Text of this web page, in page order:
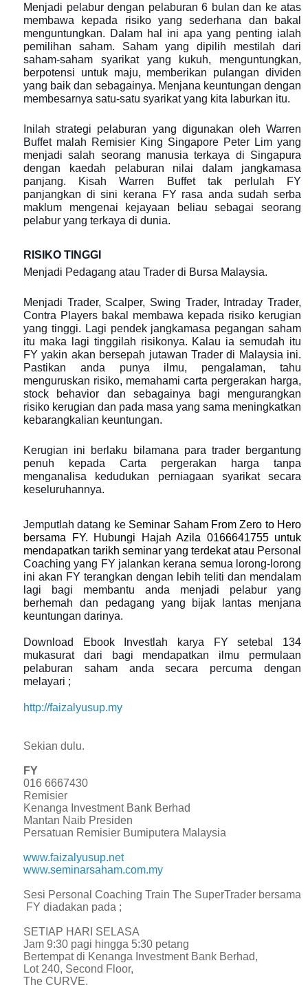
Menjadi pelabur dengan pelaburan 6 bulan dan ke atas
membawa kepada risiko yang sederhana dan bakal
menguntungkan. Dalam hal ini apa yang penting ialah
pemilihan saham. Saham yang dipilih mestilah dari
saham-saham syarikat yang kukuh, menguntungkan,
berpotensi untuk maju, memberikan pulangan dividen
yang baik dan sebagainya. Menjana keuntungan dengan
membesarnya satu-satu syarikat yang kita laburkan itu.
Inilah strategi pelaburan yang digunakan oleh Warren
Buffet malah Remisier King Singapore Peter Lim yang
menjadi salah seorang manusia terkaya di Singapura
dengan kaedah pelaburan nilai dalam jangkamasa
panjang. Kisah Warren Buffet tak perlulah FY
panjangkan di sini kerana FY rasa anda sudah serba
maklum mengenai kejayaan beliau sebagai seorang
pelabur yang terkaya di dunia.
RISIKO TINGGI
Menjadi Pedagang atau Trader di Bursa Malaysia.
Menjadi Trader, Scalper, Swing Trader, Intraday Trader,
Contra Players bakal membawa kepada risiko kerugian
yang tinggi. Lagi pendek jangkamasa pegangan saham
itu maka lagi tinggilah risikonya. Kalau ia semudah itu
FY yakin akan bersepah jutawan Trader di Malaysia ini.
Pastikan anda punya ilmu, pengalaman, tahu
menguruskan risiko, memahami carta pergerakan harga,
stock behavior dan sebagainya bagi mengurangkan
risiko kerugian dan pada masa yang sama meningkatkan
kebarangkalian keuntungan.
Kerugian ini berlaku bilamana para trader bergantung
penuh kepada Carta pergerakan harga tanpa
menganalisa kedudukan perniagaan syarikat secara
keseluruhannya.
Jemputlah datang ke Seminar Saham From Zero to Hero
bersama FY. Hubungi Hajah Azila 0166641755 untuk
mendapatkan tarikh seminar yang terdekat atau Personal
Coaching yang FY jalankan kerana semua lorong-lorong
ini akan FY terangkan dengan lebih teliti dan mendalam
lagi bagi membantu anda menjadi pelabur yang
berhemah dan pedagang yang bijak lantas menjana
keuntungan darinya.
Download Ebook Investlah karya FY setebal 134
mukasurat dari bagi mendapatkan ilmu permulaan
pelaburan saham anda secara percuma dengan
melayari ;
http://faizalyusup.my
Sekian dulu.
FY
016 6667430
Remisier
Kenanga Investment Bank Berhad
Mantan Naib Presiden
Persatuan Remisier Bumiputera Malaysia
www.faizalyusup.net
www.seminarsaham.com.my
Sesi Personal Coaching Train The SuperTrader bersama
FY diadakan pada ;
SETIAP HARI SELASA
Jam 9:30 pagi hingga 5:30 petang
Bertempat di Kenanga Investment Bank Berhad,
Lot 240, Second Floor,
The CURVE,